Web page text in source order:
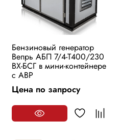
Бензиновый генератор
Вепрь АБП 7/4-Т400/230
ВХ-БСГ в мини-контейнере
с АВР
Цена по запросу